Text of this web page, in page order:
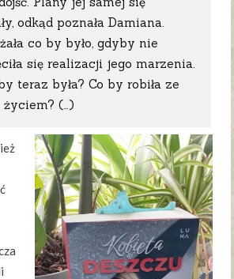
odkąd poznała Damiana.
co by było, gdyby nie
się realizacji jego marzenia.
teraz była? Co by robiła ze
(…)